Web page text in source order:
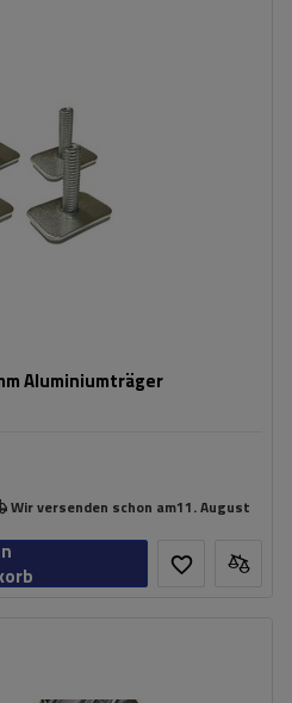
Aluminiumträger
Wir versenden schon am11. August